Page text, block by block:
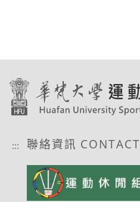
::: 聯絡資訊 CONTACT